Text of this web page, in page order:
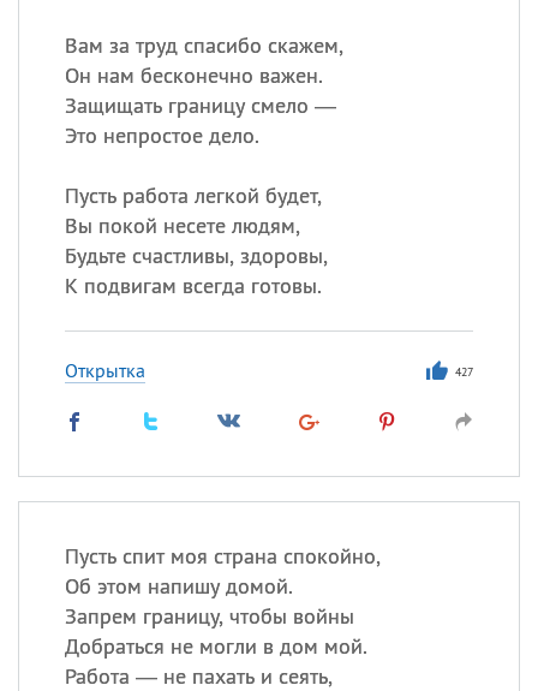
Вам за труд спасибо скажем,
Он нам бесконечно важен.
Защищать границу смело —
Это непростое дело.
Пусть работа легкой будет,
Вы покой несете людям,
Будьте счастливы, здоровы,
К подвигам всегда готовы.
Открытка 427
Пусть спит моя страна спокойно,
Об этом напишу домой.
Запрем границу, чтобы войны
Добраться не могли в дом мой.
Работа — не пахать и сеять,